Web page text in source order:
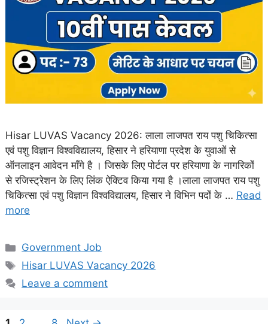
Hisar LUVAS Vacancy 2026: लाला लाजपत राय पशु चिकित्सा
एवं पशु विज्ञान विश्वविद्यालय, हिसार ने हरियाणा प्रदेश के युवाओं से
ऑनलाइन आवेदन माँगे है । जिसके लिए पोर्टल पर हरियाणा के नागरिकों
से रजिस्ट्रेशन के लिए लिंक ऐक्टिव किया गया है ।लाला लाजपत राय पशु
चिकित्सा एवं पशु विज्ञान विश्वविद्यालय, हिसार ने विभिन पदों के … Read
more
Categories
Government Job
Tags
Hisar LUVAS Vacancy 2026
Leave a comment